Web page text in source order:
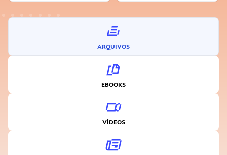
ARQUIVOS
EBOOKS
VÍDEOS